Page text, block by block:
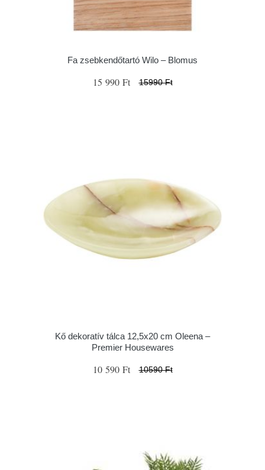
Fa zsebkendőtartó Wilo – Blomus
15 990 Ft 15990 Ft
Kő dekoratív tálca 12,5x20 cm Oleena –
Premier Housewares
10 590 Ft 10590 Ft